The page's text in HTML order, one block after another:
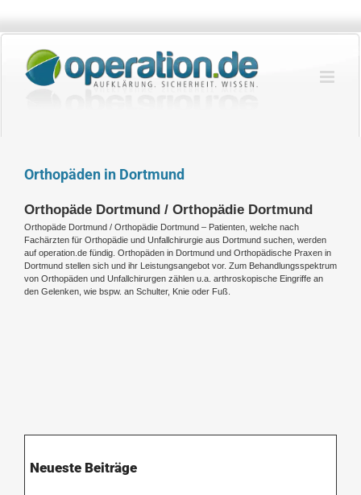
springen
Orthopäden in Dortmund
Orthopäde Dortmund / Orthopädie Dortmund
Orthopäde Dortmund / Orthopädie Dortmund – Patienten, welche nach
Fachärzten für Orthopädie und Unfallchirurgie aus Dortmund suchen, werden
auf operation.de fündig. Orthopäden in Dortmund und Orthopädische Praxen in
Dortmund stellen sich und ihr Leistungsangebot vor. Zum Behandlungsspektrum
von Orthopäden und Unfallchirurgen zählen u.a. arthroskopische Eingriffe an
den Gelenken, wie bspw. an Schulter, Knie oder Fuß.
Neueste Beiträge